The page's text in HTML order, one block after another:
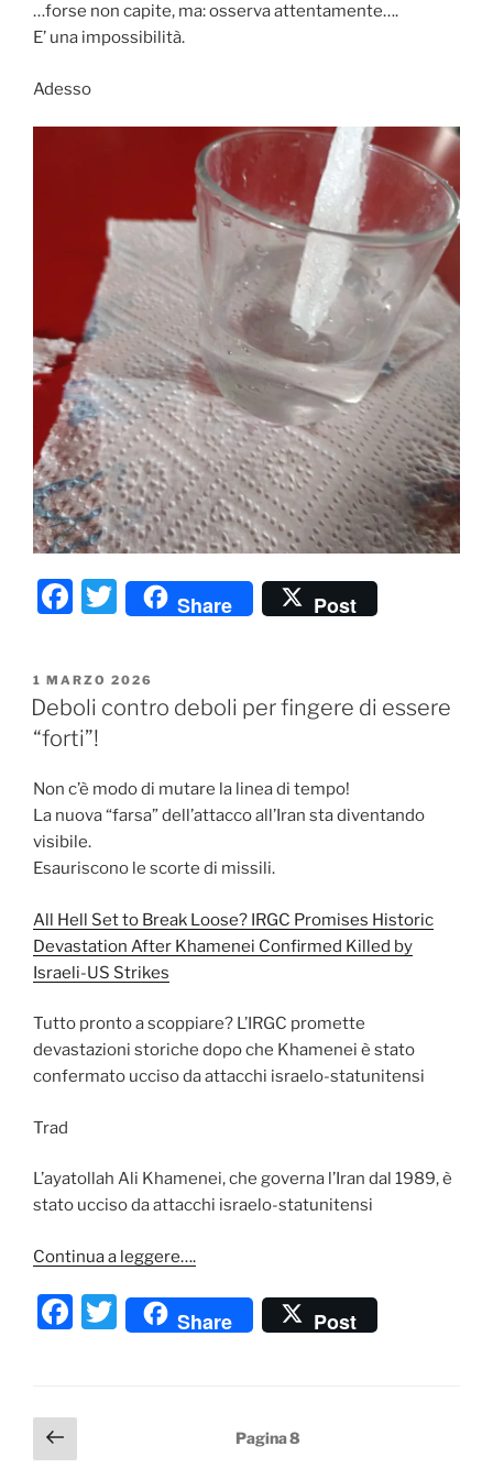
…forse non capite, ma: osserva attentamente….
E’ una impossibilità.
Adesso
F
c
e
b
o
o
k
T
w
itt
er
Share Post
PUBBLICATO
IL
1 MARZO 2026
Deboli contro deboli per fingere di essere
“forti”!
Non c’è modo di mutare la linea di tempo!
La nuova “farsa” dell’attacco all’Iran sta diventando
visibile.
Esauriscono le scorte di missili.
All Hell Set to Break Loose? IRGC Promises Historic
Devastation After Khamenei Confirmed Killed by
Israeli-US Strikes
Tutto pronto a scoppiare? L’IRGC promette
devastazioni storiche dopo che Khamenei è stato
confermato ucciso da attacchi israelo-statunitensi
Trad
L’ayatollah Ali Khamenei, che governa l’Iran dal 1989, è
stato ucciso da attacchi israelo-statunitensi
Continua a leggere….
F
e
b
T
w
Share Post
Paginazione
degli
Pagina
precedente
Pagina8